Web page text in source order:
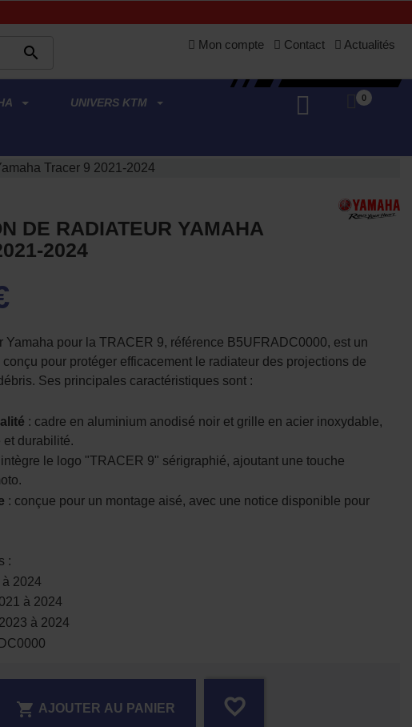
 Mon compte Contact Actualités
UNIVERS KTM 0
Tracer 9 2021-2024
DE RADIATEUR YAMAHA
2024
Yamaha pour la TRACER 9, référence B5UFRADC0000, est un
pour protéger efficacement le radiateur des projections de
Ses principales caractéristiques sont :
: cadre en aluminium anodisé noir et grille en acier inoxydable,
et durabilité.
intègre le logo "TRACER 9" sérigraphié, ajoutant une touche
: conçue pour un montage aisé, avec une notice disponible pour
:
2024
à 2024
à 2024
 AJOUTER AU PANIER favorite_border